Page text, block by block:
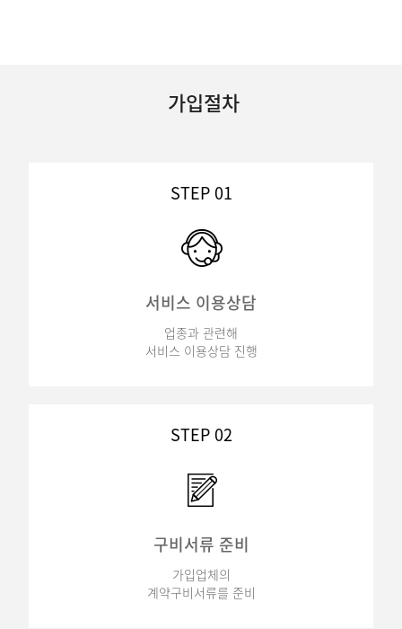
가입절차
STEP 01
서비스 이용상담
업종과 관련해
서비스 이용상담 진행
STEP 02
구비서류 준비
가입업체의
계약구비서류를 준비